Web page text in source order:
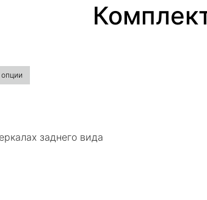
заднего вида